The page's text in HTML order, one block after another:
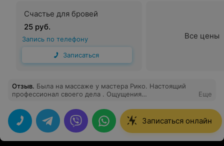
Счастье для бровей
25 руб.
Запись по телефону
Записаться
Все цены
Отзыв. Была на массаже у мастера Рико. Настоящий
профессионал своего дела . Ощущения
Жду с нетерпением . Очень понравилась атмосфера
салона. Приветливый персонал .
Еще
Записаться онлайн